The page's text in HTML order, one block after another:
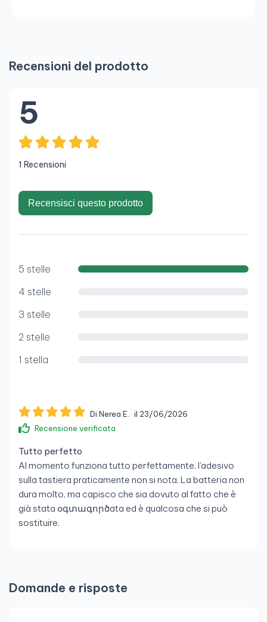
Recensioni del prodotto
5
1 Recensioni
Recensisci questo prodotto
5 stelle
4 stelle
3 stelle
2 stelle
1 stella
Di Nerea E.
il 23/06/2026
Recensione verificata
Tutto perfetto
Al momento funziona tutto perfettamente, l’adesivo
sulla tastiera praticamente non si nota. La batteria non
dura molto, ma capisco che sia dovuto al fatto che è
già stata օգտագործata ed è qualcosa che si può
sostituire.
Domande e risposte